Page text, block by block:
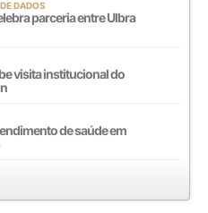
DADOS
parceria entre Ulbra
visita institucional do
de saúde em